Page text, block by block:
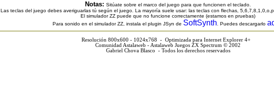
Notas: Sitúate sobre el marco del juego para que funcionen el teclado.
Las teclas del juego debes averiguarlas tú según el juego. La mayoría suele usar: las teclas con flechas,
El simulador ZZ puede que no funcione correctamente (estamos en pruebas)
Para sonido en el simulador ZZ, instala el plugin JSyn de SoftSynth . Puedes descargarlo
Resolución 800x600 - 1024x768 - Optimizada para Internet Explorer 4+
Comunidad Astalaweb - Astalaweb Juegos ZX Spectrum © 2002
Gabriel Chova Blasco - Todos los derechos reservados